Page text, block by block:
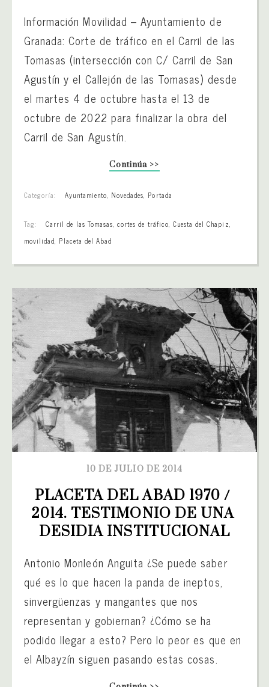
Información Movilidad – Ayuntamiento de
Granada: Corte de tráfico en el Carril de las
Tomasas (intersección con C/ Carril de San
Agustín y el Callejón de las Tomasas) desde
el martes 4 de octubre hasta el 13 de
octubre de 2022 para finalizar la obra del
Carril de San Agustín.
Continúa >>
Categoría: Ayuntamiento, Novedades, Portada
Tag: Carril de las Tomasas,cortes de tráfico, Cuesta del Chapiz,
movilidad, Placeta del Abad
10 DE JULIO DE 2014
PLACETA DEL ABAD 1970 /
2014. TESTIMONIO DE UNA
DESIDIA INSTITUCIONAL
Antonio Monleón Anguita ¿Se puede saber
qué es lo que hacen la panda de ineptos,
sinvergüenzas y mangantes que nos
representan y gobiernan? ¿Cómo se ha
podido llegar a esto? Pero lo peor es que en
el Albayzín siguen pasando estas cosas.